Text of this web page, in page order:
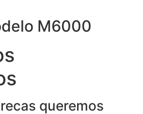
M6000
queremos